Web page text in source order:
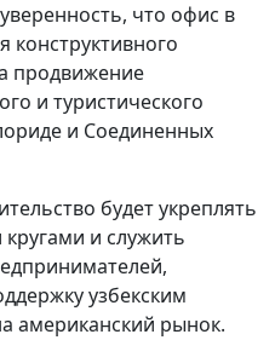
что офис в
продвижение
и туристического
и Соединенных
будет укреплять
и служить
узбекским
американский рынок.